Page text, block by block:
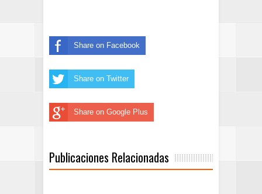
Share on Facebook
Share on Twitter
Share on Google Plus
Publicaciones Relacionadas